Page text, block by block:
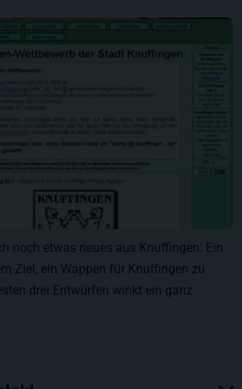
noch etwas neues aus Knuffingen: Ein
Ziel, ein Wappen für Knuffingen zu
drei Entwürfen winkt ein ganz